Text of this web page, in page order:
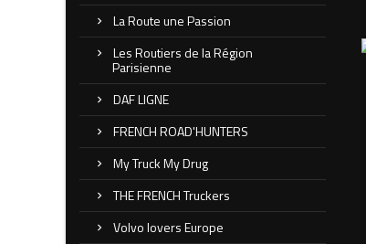
La Route une Passion
Les Routiers de la Région
Parisienne
DAF LIGNE
FRENCH ROAD'HUNTERS
My Truck My Drug
THE FRENCH Truckers
Volvo lovers Europe